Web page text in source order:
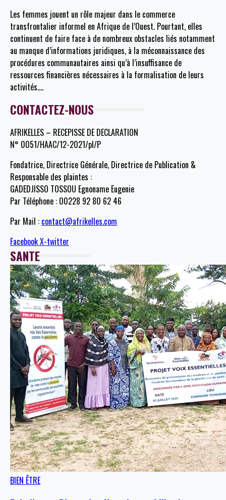
Les femmes jouent un rôle majeur dans le commerce
transfrontalier informel en Afrique de l’Ouest. Pourtant, elles
continuent de faire face à de nombreux obstacles liés notamment
au manque d’informations juridiques, à la méconnaissance des
procédures communautaires ainsi qu’à l’insuffisance de
ressources financières nécessaires à la formalisation de leurs
activités.…
CONTACTEZ-NOUS
AFRIKELLES – RECEPISSE DE DECLARATION
N° 0051/HAAC/12-2021/pl/P
Fondatrice, Directrice Générale, Directrice de Publication &
Responsable des plaintes :
GADEDJISSO TOSSOU Egnoname Eugenie
Par Téléphone : 00228 92 80 62 46
Par Mail : contact@afrikelles.com
FacebookX-twitter
SANTE
BIEN ÊTRE